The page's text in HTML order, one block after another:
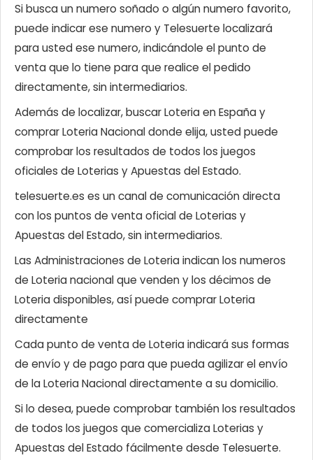
Si busca un numero soñado o algún numero favorito,
puede indicar ese numero y Telesuerte localizará
para usted ese numero, indicándole el punto de
venta que lo tiene para que realice el pedido
directamente, sin intermediarios.
Además de localizar, buscar Loteria en España y
comprar Loteria Nacional donde elija, usted puede
comprobar los resultados de todos los juegos
oficiales de Loterias y Apuestas del Estado.
telesuerte.es es un canal de comunicación directa
con los puntos de venta oficial de Loterias y
Apuestas del Estado, sin intermediarios.
Las Administraciones de Loteria indican los numeros
de Loteria nacional que venden y los décimos de
Loteria disponibles, así puede comprar Loteria
directamente
Cada punto de venta de Loteria indicará sus formas
de envío y de pago para que pueda agilizar el envío
de la Loteria Nacional directamente a su domicilio.
Si lo desea, puede comprobar también los resultados
de todos los juegos que comercializa Loterias y
Apuestas del Estado fácilmente desde Telesuerte.